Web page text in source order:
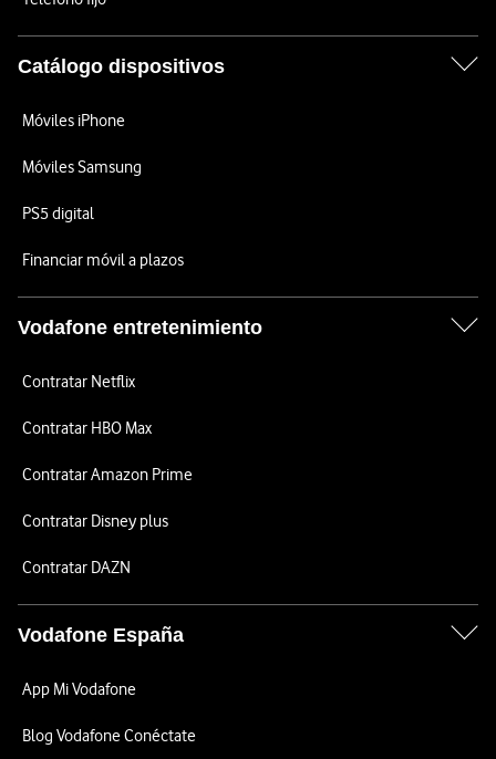
Catálogo dispositivos
Móviles iPhone
Móviles Samsung
PS5 digital
Financiar móvil a plazos
Vodafone entretenimiento
Contratar Netflix
Contratar HBO Max
Contratar Amazon Prime
Contratar Disney plus
Contratar DAZN
Vodafone España
App Mi Vodafone
Blog Vodafone Conéctate